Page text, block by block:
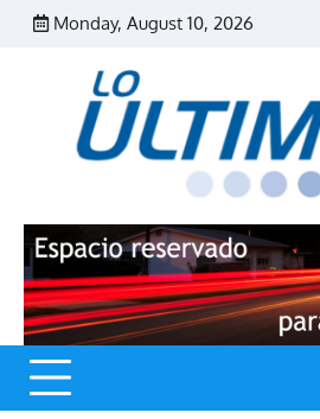
Skip
Monday, August 10, 2026